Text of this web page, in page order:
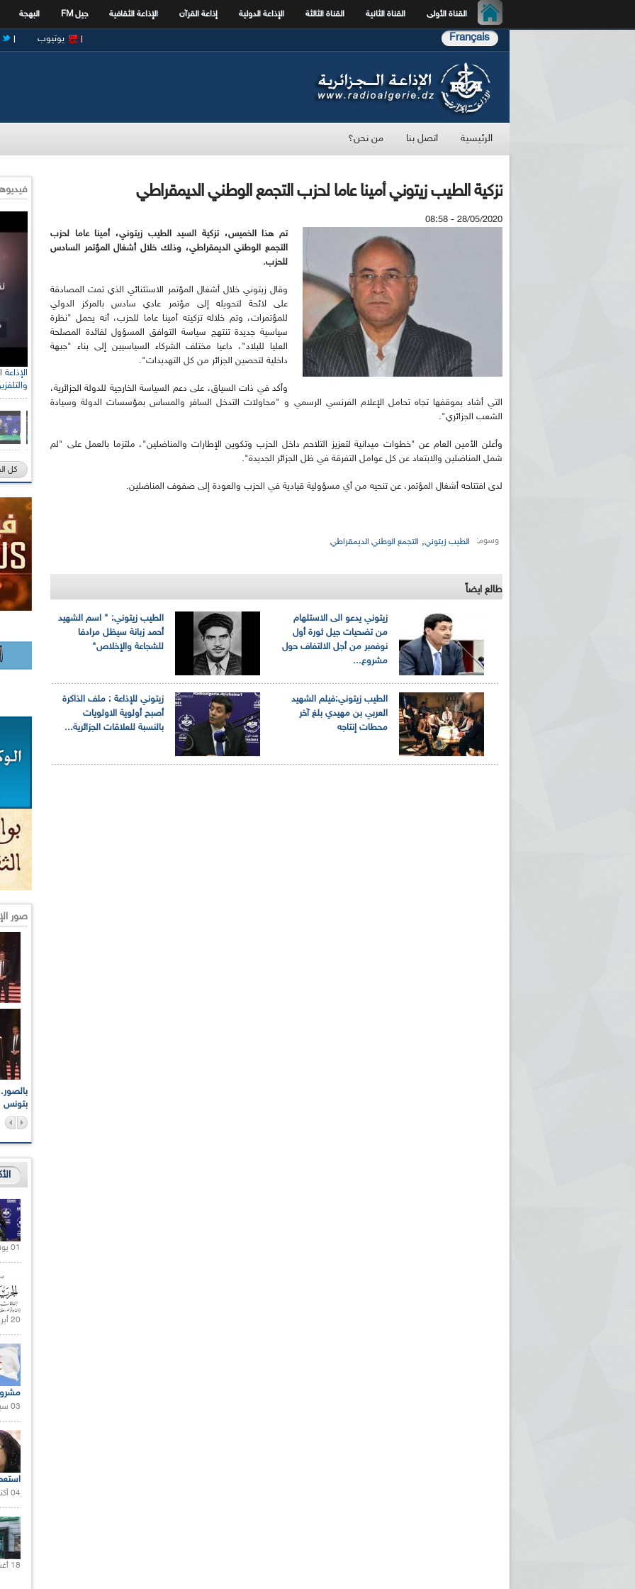
القناة الأولى القناة الثانية القناة الثالثة الإذاعة الدولية إذاعة القرآن الإذاعة الثقافية جيل FM البهجة
Français يوتيوب
الرئيسية اتصل بنا من نحن؟
تزكية الطيب زيتوني أمينا عاما لحزب التجمع الوطني الديمقراطي
28/05/2020 - 08:58
تم هذا الخميس، تزكية السيد الطيب زيتوني، أمينا عاما لحزب
التجمع الوطني الديمقراطي، وذلك خلال أشغال المؤتمر السادس
للحزب.
وقال زيتوني خلال أشغال المؤتمر الاستثنائي الذي تمت المصادقة
على لائحة لتحويله إلى مؤتمر عادي سادس بالمركز الدولي
للمؤتمرات، وتم خلاله تزكيته أمينا عاما للحزب، أنه يحمل "نظرة
سياسية جديدة تنتهج سياسة التوافق المسؤول لفائدة المصلحة
العليا للبلاد"، داعيا مختلف الشركاء السياسيين إلى بناء "جبهة
داخلية لتحصين الجزائر من كل التهديدات".
وأكد في ذات السياق، على دعم السياسة الخارجية للدولة الجزائرية،
التي أشاد بموقفها تجاه تحامل الإعلام الفرنسي الرسمي و "محاولات التدخل السافر والمساس بمؤسسات الدولة وسيادة
الشعب الجزائري".
وأعلن الأمين العام عن "خطوات ميدانية لتعزيز التلاحم داخل الحزب وتكوين الإطارات والمناضلين"، ملتزما بالعمل على "لم
شمل المناضلين والابتعاد عن كل عوامل التفرقة في ظل الجزائر الجديدة".
لدى افتتاحه أشغال المؤتمر، عن تنحيه من أي مسؤولية قيادية في الحزب والعودة إلى صفوف المناضلين.
وسوم: الطيب زيتوني, التجمع الوطني الديمقراطي
طالع ايضاً
الطيب زيتوني: " اسم الشهيد
أحمد زبانة سيظل مرادفا
للشجاعة والإخلاص"
زيتوني يدعو الى الاستلهام
من تضحيات جيل ثورة أول
نوفمبر من أجل الالتفاف حول
مشروع...
زيتوني للإذاعة : ملف الذاكرة
أصبح أولوية الاولويات
بالنسبة للعلاقات الجزائرية...
الطيب زيتوني:فيلم الشهيد
العربي بن مهيدي بلغ آخر
محطات إنتاجه
كل
صور
بتونس
01 يونيو 2021 |
20 أبريل 2021 |
03 سبتمبر 2020 |
04 أكتوبر 2020 |
18 أغسطس 2020 |